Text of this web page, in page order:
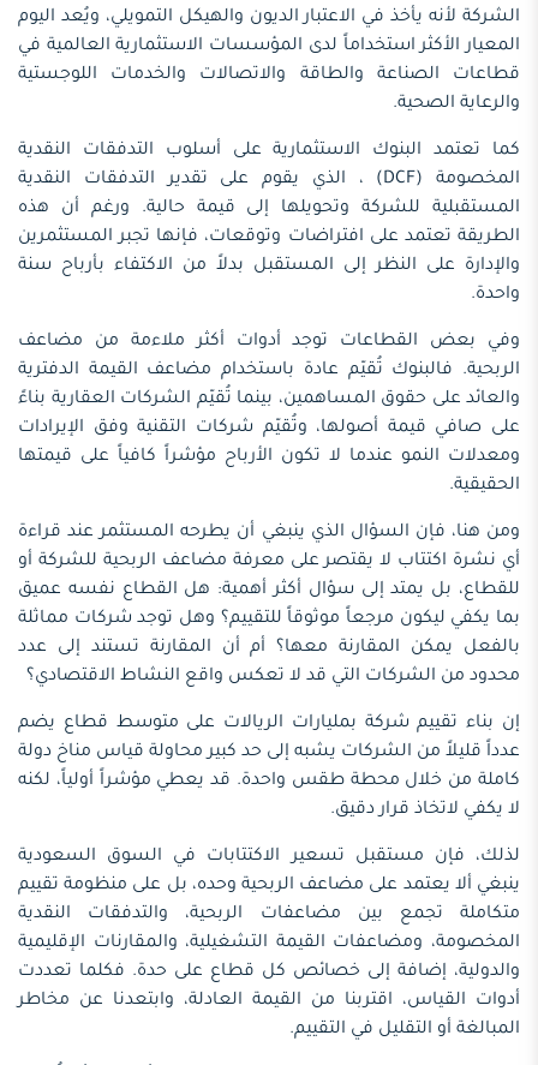
الشركة لأنه يأخذ في الاعتبار الديون والهيكل التمويلي، ويُعد اليوم
المعيار الأكثر استخداماً لدى المؤسسات الاستثمارية العالمية في
قطاعات الصناعة والطاقة والاتصالات والخدمات اللوجستية
والرعاية الصحية.
كما تعتمد البنوك الاستثمارية على أسلوب التدفقات النقدية
المخصومة (DCF) ، الذي يقوم على تقدير التدفقات النقدية
المستقبلية للشركة وتحويلها إلى قيمة حالية. ورغم أن هذه
الطريقة تعتمد على افتراضات وتوقعات، فإنها تجبر المستثمرين
والإدارة على النظر إلى المستقبل بدلاً من الاكتفاء بأرباح سنة
واحدة.
وفي بعض القطاعات توجد أدوات أكثر ملاءمة من مضاعف
الربحية. فالبنوك تُقيّم عادة باستخدام مضاعف القيمة الدفترية
والعائد على حقوق المساهمين، بينما تُقيّم الشركات العقارية بناءً
على صافي قيمة أصولها، وتُقيّم شركات التقنية وفق الإيرادات
ومعدلات النمو عندما لا تكون الأرباح مؤشراً كافياً على قيمتها
الحقيقية.
ومن هنا، فإن السؤال الذي ينبغي أن يطرحه المستثمر عند قراءة
أي نشرة اكتتاب لا يقتصر على معرفة مضاعف الربحية للشركة أو
للقطاع، بل يمتد إلى سؤال أكثر أهمية: هل القطاع نفسه عميق
بما يكفي ليكون مرجعاً موثوقاً للتقييم؟ وهل توجد شركات مماثلة
بالفعل يمكن المقارنة معها؟ أم أن المقارنة تستند إلى عدد
محدود من الشركات التي قد لا تعكس واقع النشاط الاقتصادي؟
إن بناء تقييم شركة بمليارات الريالات على متوسط قطاع يضم
عدداً قليلاً من الشركات يشبه إلى حد كبير محاولة قياس مناخ دولة
كاملة من خلال محطة طقس واحدة. قد يعطي مؤشراً أولياً، لكنه
لا يكفي لاتخاذ قرار دقيق.
لذلك، فإن مستقبل تسعير الاكتتابات في السوق السعودية
ينبغي ألا يعتمد على مضاعف الربحية وحده، بل على منظومة تقييم
متكاملة تجمع بين مضاعفات الربحية، والتدفقات النقدية
المخصومة، ومضاعفات القيمة التشغيلية، والمقارنات الإقليمية
والدولية، إضافة إلى خصائص كل قطاع على حدة. فكلما تعددت
أدوات القياس، اقتربنا من القيمة العادلة، وابتعدنا عن مخاطر
المبالغة أو التقليل في التقييم.